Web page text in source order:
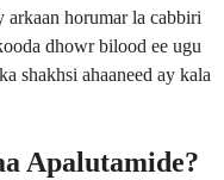
arkaan horumar la cabbiri
dhowr bilood ee ugu
shakhsi ahaaneed ay kala
Apalutamide?